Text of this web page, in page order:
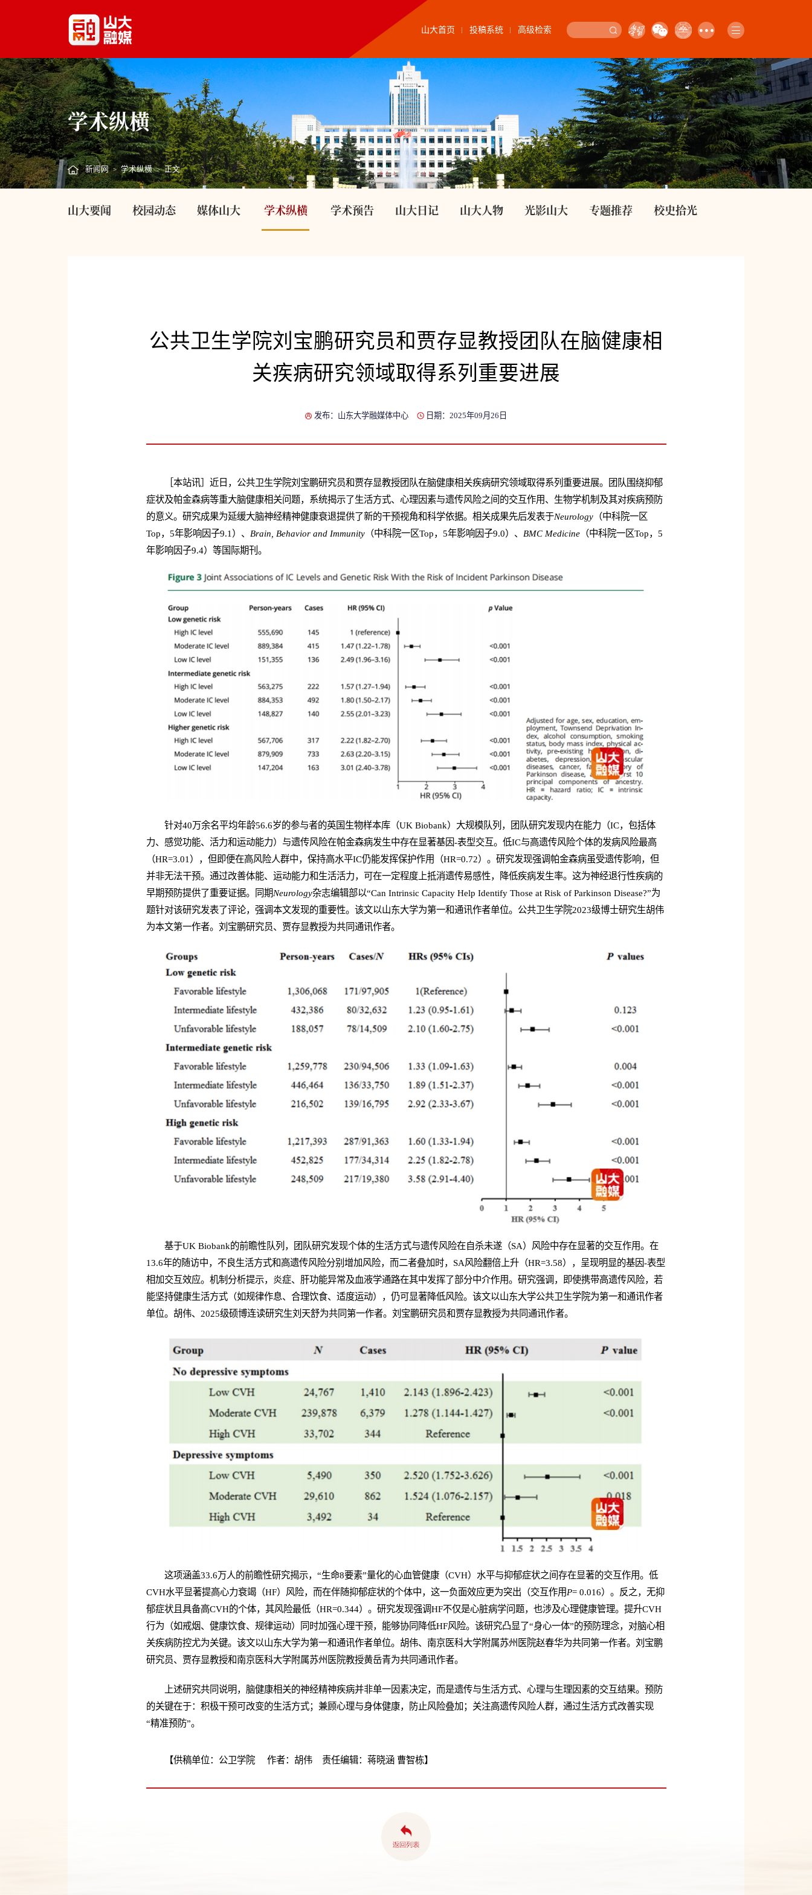
山大首页 投稿系统 高级检索
学术纵横
新闻网 > 学术纵横 > 正文
山大要闻 校园动态 媒体山大 学术纵横 学术预告 山大日记 山大人物 光影山大 专题推荐 校史拾光
公共卫生学院刘宝鹏研究员和贾存显教授团队在脑健康相
关疾病研究领域取得系列重要进展
发布：山东大学融媒体中心 日期：2025年09月26日
［本站讯］近日，公共卫生学院刘宝鹏研究员和贾存显教授团队在脑健康相关疾病研究领域取得系列重要进展。团队围绕抑郁
症状及帕金森病等重大脑健康相关问题，系统揭示了生活方式、心理因素与遗传风险之间的交互作用、生物学机制及其对疾病预防
的意义。研究成果为延缓大脑神经精神健康衰退提供了新的干预视角和科学依据。相关成果先后发表于Neurology（中科院一区
Top，5年影响因子9.1）、 Brain, Behavior and Immunity（中科院一区Top，5年影响因子9.0）、 BMC Medicine（中科院一区Top，5
年影响因子9.4）等国际期刊。
针对40万余名平均年龄56.6岁的参与者的英国生物样本库（UK Biobank）大规模队列，团队研究发现内在能力（IC，包括体
力、感觉功能、活力和运动能力）与遗传风险在帕金森病发生中存在显著基因-表型交互。低IC与高遗传风险个体的发病风险最高
（HR=3.01），但即便在高风险人群中，保持高水平IC仍能发挥保护作用（HR=0.72）。研究发现强调帕金森病虽受遗传影响，但
并非无法干预。通过改善体能、运动能力和生活活力，可在一定程度上抵消遗传易感性，降低疾病发生率。这为神经退行性疾病的
早期预防提供了重要证据。同期Neurology杂志编辑部以“Can Intrinsic Capacity Help Identify Those at Risk of Parkinson Disease?”为
题针对该研究发表了评论，强调本文发现的重要性。该文以山东大学为第一和通讯作者单位。公共卫生学院2023级博士研究生胡伟
为本文第一作者。刘宝鹏研究员、贾存显教授为共同通讯作者。
基于UK Biobank的前瞻性队列，团队研究发现个体的生活方式与遗传风险在自杀未遂（SA）风险中存在显著的交互作用。在
13.6年的随访中，不良生活方式和高遗传风险分别增加风险，而二者叠加时，SA风险翻倍上升（HR=3.58），呈现明显的基因-表型
相加交互效应。机制分析提示，炎症、肝功能异常及血液学通路在其中发挥了部分中介作用。研究强调，即使携带高遗传风险，若
能坚持健康生活方式（如规律作息、合理饮食、适度运动），仍可显著降低风险。该文以山东大学公共卫生学院为第一和通讯作者
单位。胡伟、2025级硕博连读研究生刘天舒为共同第一作者。刘宝鹏研究员和贾存显教授为共同通讯作者。
这项涵盖33.6万人的前瞻性研究揭示，“生命8要素”量化的心血管健康（CVH）水平与抑郁症状之间存在显著的交互作用。低
CVH水平显著提高心力衰竭（HF）风险，而在伴随抑郁症状的个体中，这一负面效应更为突出（交互作用P= 0.016）。反之，无抑
郁症状且具备高CVH的个体，其风险最低（HR=0.344）。研究发现强调HF不仅是心脏病学问题，也涉及心理健康管理。提升CVH
行为（如戒烟、健康饮食、规律运动）同时加强心理干预，能够协同降低HF风险。该研究凸显了“身心一体”的预防理念，对脑心相
关疾病防控尤为关键。该文以山东大学为第一和通讯作者单位。胡伟、南京医科大学附属苏州医院赵春华为共同第一作者。刘宝鹏
研究员、贾存显教授和南京医科大学附属苏州医院教授黄岳青为共同通讯作者。
上述研究共同说明，脑健康相关的神经精神疾病并非单一因素决定，而是遗传与生活方式、心理与生理因素的交互结果。预防
的关键在于：积极干预可改变的生活方式；兼顾心理与身体健康，防止风险叠加；关注高遗传风险人群，通过生活方式改善实现
“精准预防”。
【供稿单位：公卫学院 作者：胡伟 责任编辑：蒋晓涵 曹智栋】